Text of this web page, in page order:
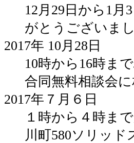
12月29日から1
がとうございまし
2017年 10月28日
10時から16時ま
合同無料相談会
2017年７月６日
１時から４時ま
川町580ソリッ